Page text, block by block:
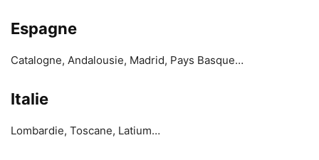
Espagne
Catalogne, Andalousie, Madrid, Pays Basque…
Italie
Lombardie, Toscane, Latium…